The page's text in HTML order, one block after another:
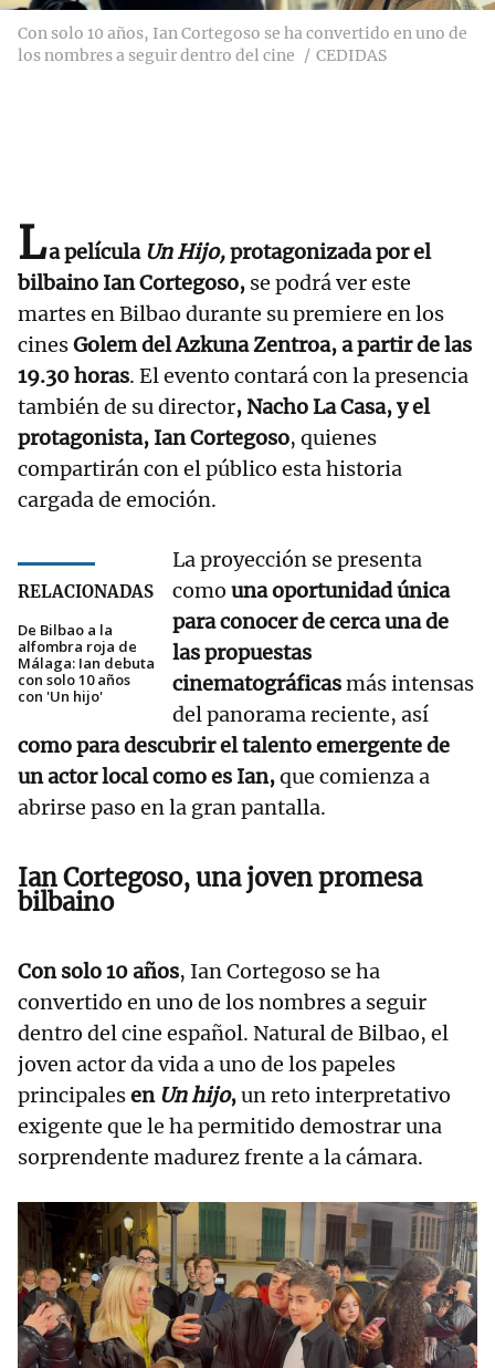
Con solo 10 años, Ian Cortegoso se ha convertido en uno de
los nombres a seguir dentro del cine
CEDIDAS
La película Un Hijo,protagonizada por el
bilbaino Ian Cortegoso, se podrá ver este
martes en Bilbao durante su premiere en los
cinesGolem del Azkuna Zentroa, a partir de las
19.30 horas. El evento contará con la presencia
también de su director, Nacho La Casa, y el
protagonista, Ian Cortegoso, quienes
compartirán con el público esta historia
cargada de emoción.
RELACIONADAS
De Bilbao a la
alfombra roja de
Málaga: Ian debuta
con solo 10 años
con 'Un hijo'
La proyección se presenta
como una oportunidad única
para conocer de cerca una de
las propuestas
cinematográficasmás intensas
del panorama reciente, así
como para descubrir el talento emergente de
un actor local como es Ian,que comienza a
abrirse paso en la gran pantalla.
Ian Cortegoso, una joven promesa
bilbaino
Con solo 10 años, Ian Cortegoso se ha
convertido en uno de los nombres a seguir
dentro del cine español. Natural de Bilbao, el
joven actor da vida a uno de los papeles
principalesen Un hijo,un reto interpretativo
exigente que le ha permitido demostrar una
sorprendente madurez frente a la cámara.